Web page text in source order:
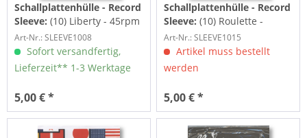
Schallplattenhülle - Record
Sleeve: (10) Liberty - 45rpm
record sleeve - 7inch...
Art-Nr.: SLEEVE1008
Sofort versandfertig,
Lieferzeit** 1-3 Werktage
5,00 € *
Schallplattenhülle - Record
Sleeve: (10) Roulette -
45rpm record sleeve -
7inch...
Art-Nr.: SLEEVE1015
Artikel muss bestellt
werden
5,00 € *